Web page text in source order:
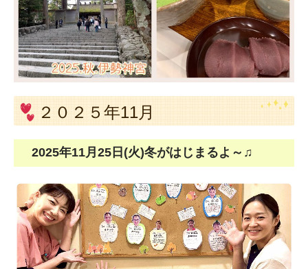
２０２５年11月
2025年11月25日(火)冬がはじまるよ～♫